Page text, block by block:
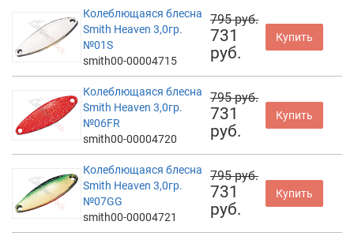
Колеблющаяся блесна
Smith Heaven 3,0гр.
№01S
smith00-00004715
795 руб.
731
руб.
Купить
Колеблющаяся блесна
Smith Heaven 3,0гр.
№06FR
smith00-00004720
795 руб.
731
руб.
Купить
Колеблющаяся блесна
Smith Heaven 3,0гр.
№07GG
smith00-00004721
795 руб.
731
руб.
Купить